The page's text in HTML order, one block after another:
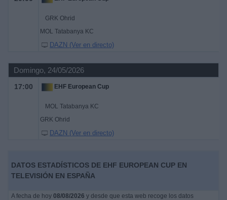
GRK Ohrid
MOL Tatabanya KC
DAZN (Ver en directo)
Domingo, 24/05/2026
17:00 EHF European Cup
MOL Tatabanya KC
GRK Ohrid
DAZN (Ver en directo)
DATOS ESTADÍSTICOS DE EHF EUROPEAN CUP EN
TELEVISIÓN EN ESPAÑA
A fecha de hoy 08/08/2026 y desde que esta web recoge los datos